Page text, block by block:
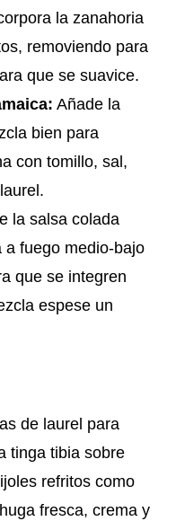
la zanahoria
removiendo para
que se suavice.
Añade la
bien para
con tomillo, sal,
la salsa colada
a fuego medio-bajo
que se integren
espese un
de laurel para
tinga tibia sobre
refritos como
fresca, crema y